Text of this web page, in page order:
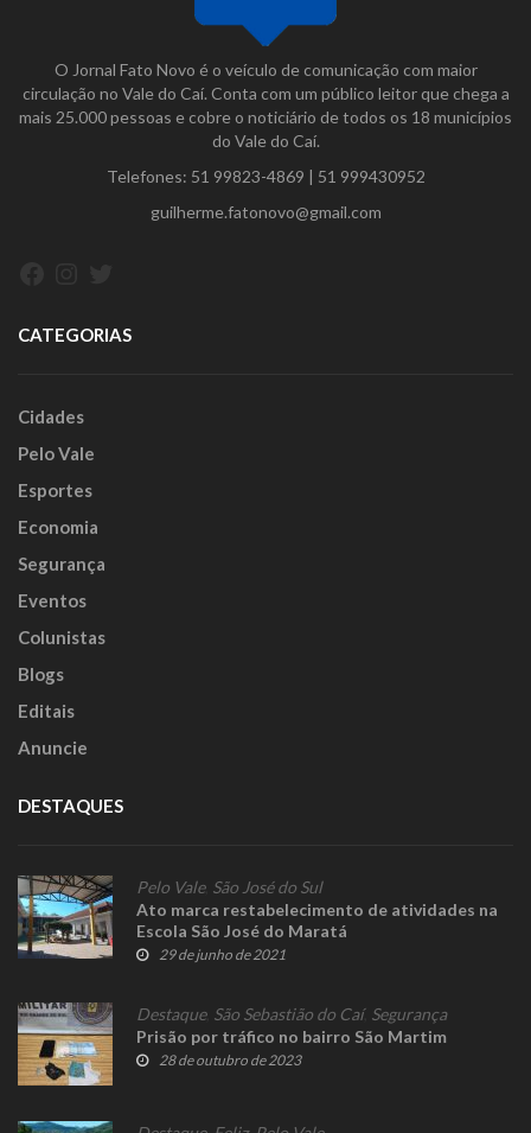
O Jornal Fato Novo é o veículo de comunicação com maior
circulação no Vale do Caí. Conta com um público leitor que chega a
mais 25.000 pessoas e cobre o noticiário de todos os 18 municípios
do Vale do Caí.
Telefones: 51 99823-4869 | 51 999430952
guilherme.fatonovo@gmail.com
CATEGORIAS
Cidades
Pelo Vale
Esportes
Economia
Segurança
Eventos
Colunistas
Blogs
Editais
Anuncie
DESTAQUES
Pelo Vale, São José do Sul
Ato marca restabelecimento de atividades na
Escola São José do Maratá
29 de junho de 2021
Destaque, São Sebastião do Caí, Segurança
Prisão por tráfico no bairro São Martim
28 de outubro de 2023